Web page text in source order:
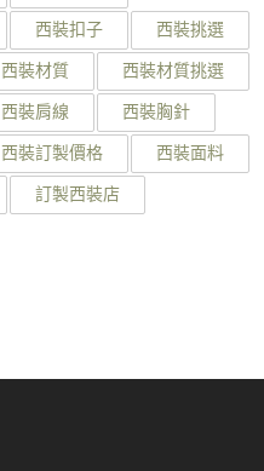
西裝扣子 西裝挑選
西裝材質 西裝材質挑選
西裝肩線 西裝胸針
西裝訂製價格 西裝面料
訂製西裝店